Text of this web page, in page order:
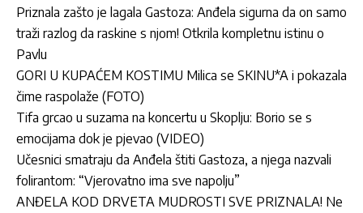
Priznala zašto je lagala Gastoza: Anđela sigurna da on samo
traži razlog da raskine s njom! Otkrila kompletnu istinu o
Pavlu
GORI U KUPAĆEM KOSTIMU Milica se SKINU*A i pokazala
čime raspolaže (FOTO)
Tifa grcao u suzama na koncertu u Skoplju: Borio se s
emocijama dok je pjevao (VIDEO)
Učesnici smatraju da Anđela štiti Gastoza, a njega nazvali
folirantom: “Vjerovatno ima sve napolju”
ANĐELA KOD DRVETA MUDROSTI SVE PRIZNALA! Ne